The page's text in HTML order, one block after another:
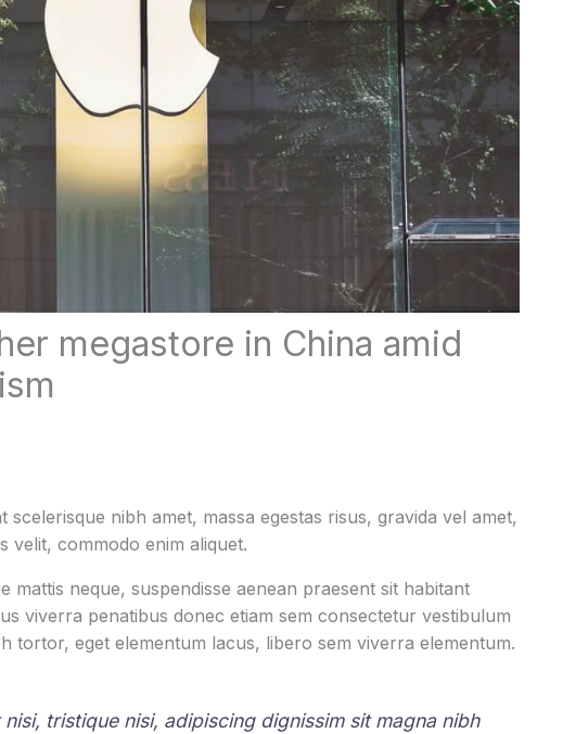
megastore in China amid
nibh amet, massa egestas risus, gravida vel amet,
velit, commodo enim aliquet.
neque, suspendisse aenean praesent sit habitant
viverra penatibus donec etiam sem consectetur vestibulum
tortor, eget elementum lacus, libero sem viverra elementum.
tristique nisi, adipiscing dignissim sit magna nibh